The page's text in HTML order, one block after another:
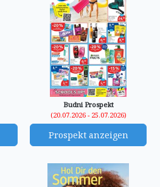
Budni Prospekt
(20.07.2026 - 25.07.2026)
Prospekt anzeigen